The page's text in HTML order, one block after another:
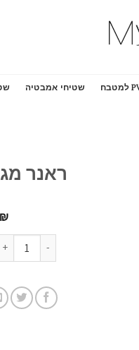
שטיחי אמבטיה
ראנר
₪